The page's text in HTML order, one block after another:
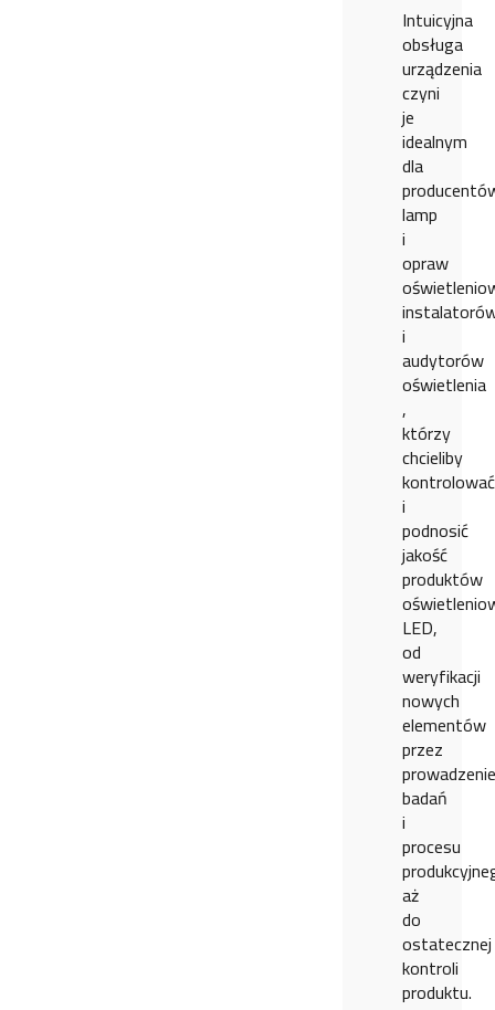
Intuicyjna
obsługa
urządzenia
czyni
je
idealnym
dla
lamp
i
opraw
i
audytorów
oświetlenia
,
którzy
chcieliby
kontrolować
i
podnosić
jakość
produktów
LED,
od
weryfikacji
nowych
elementów
przez
prowadzenie
badań
i
procesu
aż
do
ostatecznej
kontroli
produktu.